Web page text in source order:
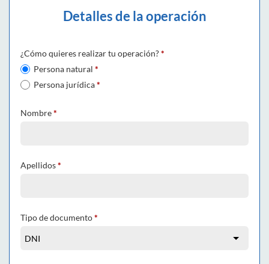
Detalles de la operación
¿Cómo quieres realizar tu operación?*
Persona natural *
Persona jurídica*
Nombre*
Apellidos*
Tipo de documento*